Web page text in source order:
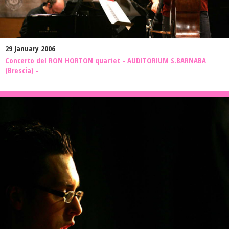
29 January 2006
Concerto del RON HORTON quartet - AUDITORIUM S.BARNABA
(Brescia) -